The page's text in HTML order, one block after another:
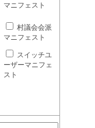
マニフェスト
村議会会派
マニフェスト
スイッチユ
ーザーマニフェ
スト